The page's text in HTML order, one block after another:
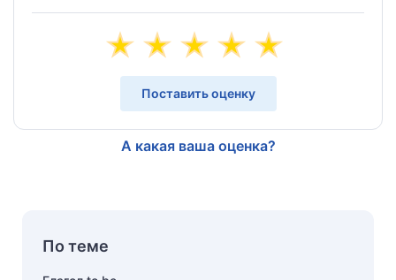
Поставить оценку
А какая ваша оценка?
По теме